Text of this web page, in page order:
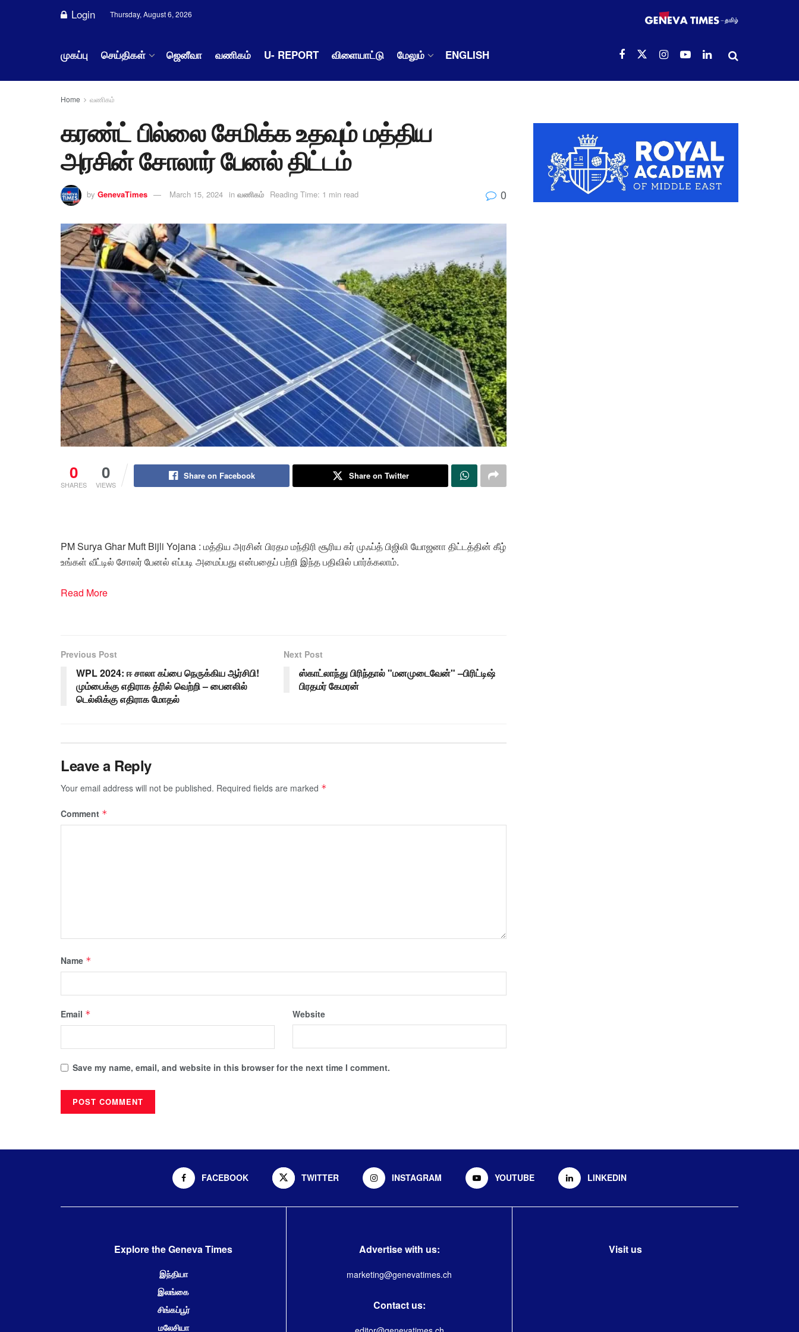
Login Thursday, August 6, 2026
முகப்பு செய்திகள் ஜெனீவா வணிகம் U- REPORT விளையாட்டு மேலும் ENGLISH
Home வணிகம்
கரண்ட் பில்லை சேமிக்க உதவும் மத்திய
அரசின் சோலார் பேனல் திட்டம்
by GenevaTimes March 15, 2024 in வணிகம் Reading Time: 1 min read 0
0
SHARES
0
VIEWS
Share on Facebook Share on Twitter
PM Surya Ghar Muft Bijli Yojana : மத்திய அரசின் பிரதம மந்திரி சூரிய கர் முஃப்த் பிஜிலி யோஜனா திட்டத்தின் கீழ்
உங்கள் வீட்டில் சோலர் பேனல் எப்படி அமைப்பது என்பதைப் பற்றி இந்த பதிவில் பார்க்கலாம்.
Read More
Previous Post
WPL 2024: ஈ சாலா கப்பை நெருக்கிய ஆர்சிபி!
மும்பைக்கு எதிராக த்ரில் வெற்றி – பைனலில்
டெல்லிக்கு எதிராக மோதல்
Next Post
ஸ்காட்லாந்து பிரிந்தால் "மனமுடைவேன்" –பிரிட்டிஷ்
பிரதமர் கேமரன்
Leave a Reply
Your email address will not be published. Required fields are marked *
Comment *
Name *
Email * Website
Save my name, email, and website in this browser for the next time I comment.
FACEBOOK TWITTER INSTAGRAM YOUTUBE LINKEDIN
Explore the Geneva Times
இந்தியா
இலங்கை
சிங்கப்பூர்
மலேசியா
Advertise with us:
marketing@genevatimes.ch
Contact us:
Visit us